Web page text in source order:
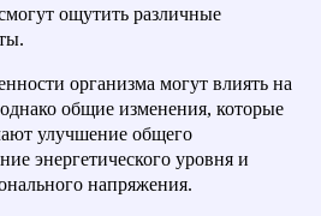
подходом. Каждая
быть настроена под
Это позволяет достичь
и улучшить качество жизни
терапии , пациенты ощущают
ощутить различные
организма могут влиять на
общие изменения, которые
улучшение общего
энергетического уровня и
напряжения.